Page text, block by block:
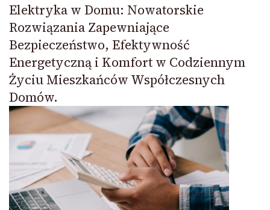
Elektryka w Domu: Nowatorskie
Rozwiązania Zapewniające
Bezpieczeństwo, Efektywność
Energetyczną i Komfort w Codziennym
Życiu Mieszkańców Współczesnych
Domów.